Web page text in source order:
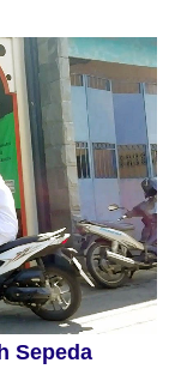
Sepeda